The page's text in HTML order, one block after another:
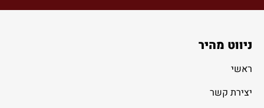
ניווט מהיר
ראשי
יצירת קשר